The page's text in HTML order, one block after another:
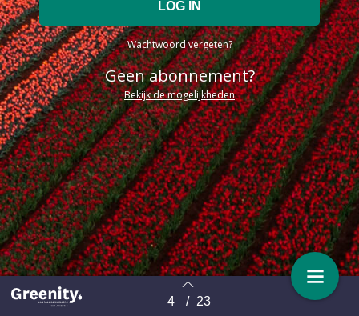
Terug naar overzicht 4 / 23
Wachtwoord vergeten?
Geen abonnement?
Bekijk de mogelijkheden